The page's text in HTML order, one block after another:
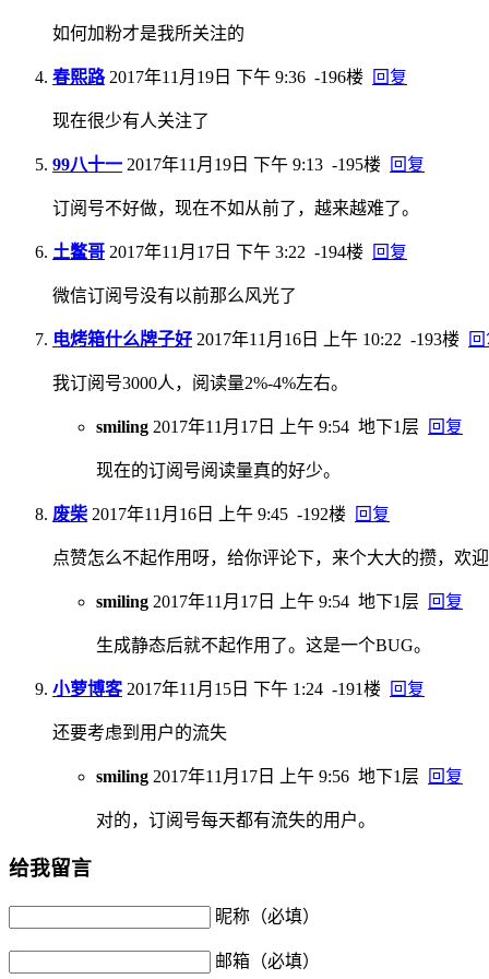
如何加粉才是我所关注的
春熙路 2017年11月19日 下午 9:36 -196楼 回复
现在很少有人关注了
99八十一 2017年11月19日 下午 9:13 -195楼 回复
订阅号不好做，现在不如从前了，越来越难了。
土鳖哥 2017年11月17日 下午 3:22 -194楼 回复
微信订阅号没有以前那么风光了
电烤箱什么牌子好 2017年11月16日 上午 10:22 -193楼
我订阅号3000人，阅读量2%-4%左右。
smiling 2017年11月17日 上午 9:54 地下1层 回复
现在的订阅号阅读量真的好少。
废柴 2017年11月16日 上午 9:45 -192楼 回复
点赞怎么不起作用呀，给你评论下，来个大大的攒，欢
smiling 2017年11月17日 上午 9:54 地下1层 回复
生成静态后就不起作用了。这是一个BUG。
小萝博客 2017年11月15日 下午 1:24 -191楼 回复
还要考虑到用户的流失
smiling 2017年11月17日 上午 9:56 地下1层 回复
对的，订阅号每天都有流失的用户。
给我留言
昵称（必填）
邮箱（必填）